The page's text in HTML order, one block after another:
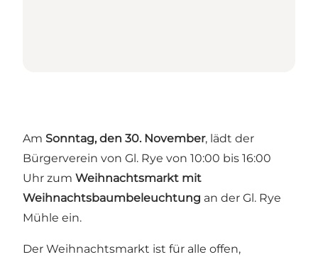
Am Sonntag, den 30. November, lädt der
Bürgerverein von Gl. Rye von 10:00 bis 16:00
Uhr zum Weihnachtsmarkt mit
Weihnachtsbaumbeleuchtung an der Gl. Rye
Mühle ein.
Der Weihnachtsmarkt ist für alle offen,